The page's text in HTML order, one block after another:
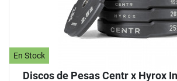
En Stock
Discos de Pesas Centr x Hyrox